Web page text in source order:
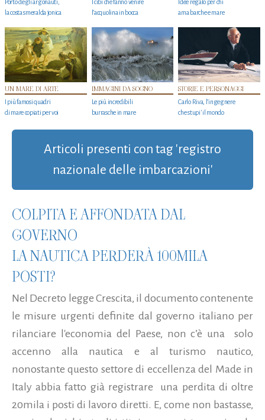
Porto degli argonauti,
la costa smeralda jonica
I cibi che fanno venire
l’acquolina in bocca
Idee regalo per chi
ama barche e mare
UN MARE DI ARTE
I più famosi quadri
di mare copiati per voi
IMMAGINI DA SOGNO
Le più incredibili
burrasche in mare
STORIE E PERSONAGGI
Carlo Riva, l’ingegnere
che stupi' il mondo
Articoli presenti con tag 'registro
nazionale delle imbarcazioni'
COLPITA E AFFONDATA DAL
GOVERNO
LA NAUTICA PERDERÀ 100MILA
POSTI?
Nel Decreto legge Crescita, il documento contenente
le misure urgenti definite dal governo italiano per
rilanciare l'economia del Paese, non c’è una solo
accenno alla nautica e al turismo nautico,
nonostante questo settore di eccellenza del Made in
Italy abbia fatto già registrare una perdita di oltre
20mila i posti di lavoro diretti. E, come non bastasse,